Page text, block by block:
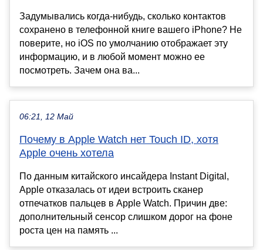
Задумывались когда-нибудь, сколько контактов
сохранено в телефонной книге вашего iPhone? Не
поверите, но iOS по умолчанию отображает эту
информацию, и в любой момент можно ее
посмотреть. Зачем она ва...
06:21, 12 Май
Почему в Apple Watch нет Touch ID, хотя
Apple очень хотела
По данным китайского инсайдера Instant Digital,
Apple отказалась от идеи встроить сканер
отпечатков пальцев в Apple Watch. Причин две:
дополнительный сенсор слишком дорог на фоне
роста цен на память ...